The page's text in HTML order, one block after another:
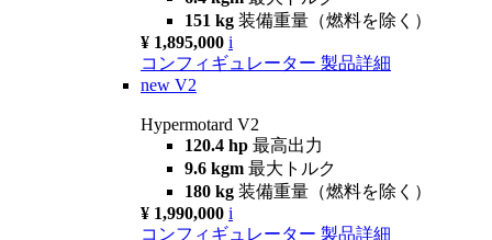
151 kg 装備重量（燃料を除く）
¥ 1,895,000 i
コンフィギュレーター 製品詳細
new V2
Hypermotard V2
120.4 hp 最高出力
9.6 kgm 最大トルク
180 kg 装備重量（燃料を除く）
¥ 1,990,000 i
コンフィギュレーター 製品詳細